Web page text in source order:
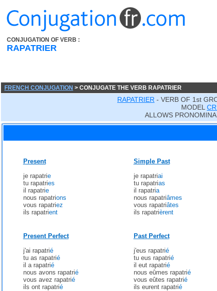
CONJUGATION OF VERB :
RAPATRIER
FRENCH CONJUGATION > CONJUGATE THE VERB RAPATRIER
RAPATRIER - VERB OF 1st
MODEL
ALLOWS
Present
je rapatrie
tu rapatries
il rapatrie
nous rapatrions
vous rapatriez
ils rapatrient
Simple Past
je rapatriai
tu rapatrias
il rapatria
nous rapatriâmes
vous rapatriâtes
ils rapatrièrent
Present Perfect
j'ai rapatrié
tu as rapatrié
il a rapatrié
nous avons rapatrié
vous avez rapatrié
ils ont rapatrié
Past Perfect
j'eus rapatrié
tu eus rapatrié
il eut rapatrié
nous eûmes rapatrié
vous eûtes rapatrié
ils eurent rapatrié